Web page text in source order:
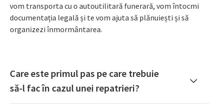
vom transporta cu o autoutilitară funerară, vom întocmi
documentația legală și te vom ajuta să plănuiești și să
organizezi înmormântarea.
Care este primul pas pe care trebuie
să-l fac în cazul unei repatrieri?